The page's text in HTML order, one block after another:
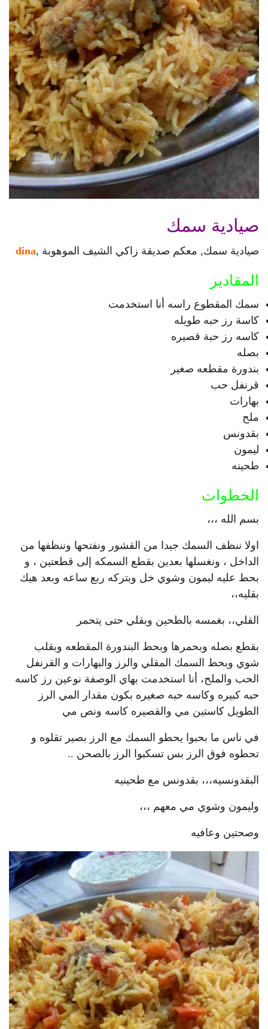
صيادية سمك
صيادية سمك, معكم صديقة زاكي الشيف الموهوبة ,dina
المقادير
سمك المقطوع راسه أنا استخدمت
كاسة رز حبه طويله
كاسه رز حبة قصيره
بصله
بندورة مقطعه صغير
قرنفل حب
بهارات
ملح
بقدونس
ليمون
طحينه
الخطوات
بسم الله ،،،
اولا ننظف السمك جيدا من القشور ونفتحها وننظفها من
الداخل ، ونغسلها بعدين بقطع السمكه إلى قطعتين ، و
بحط عليه ليمون وشوي خل وبتركه ربع ساعه وبعد هيك
بقليه،،
القلي،، بغمسه بالطحين وبقلي حتى يتحمر
بقطع بصله وبحمرها وبحط البندورة المقطعه وبقلب
شوي وبحط السمك المقلي والرز والبهارات و القرنفل
الحب والملح، أنا استخدمت بهاي الوصفة نوعين رز كاسه
حبه كبيره وكاسه حبه صغيره بكون مقدار المي الرز
الطويل كاستين مي والقصيره كاسه ونص مي
في ناس ما بحبوا يحطو السمك مع الرز بصير تقلوه و
تحطوه فوق الرز بس تسكبوا الرز بالصحن ..
البقدونسيه،،، بقدونس مع طحينيه
وليمون وشوي مي معهم ،،،
وصحتين وعافيه